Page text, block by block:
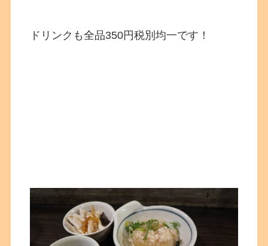
ドリンクも全品350円税別均一です！